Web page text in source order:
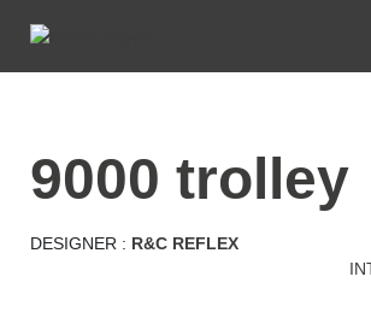
9000 trolley
DESIGNER : R&C REFLEX